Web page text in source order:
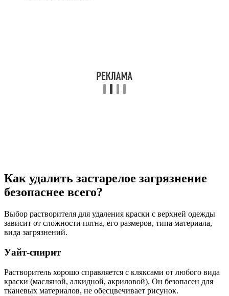
Как удалить застарелое загрязнение
безопаснее всего?
Выбор растворителя для удаления краски с верхней одежды
зависит от сложности пятна, его размеров, типа материала,
вида загрязнений.
Уайт-спирит
Растворитель хорошо справляется с кляксами от любого вида
краски (масляной, алкидной, акриловой). Он безопасен для
тканевых материалов, не обесцвечивает рисунок.